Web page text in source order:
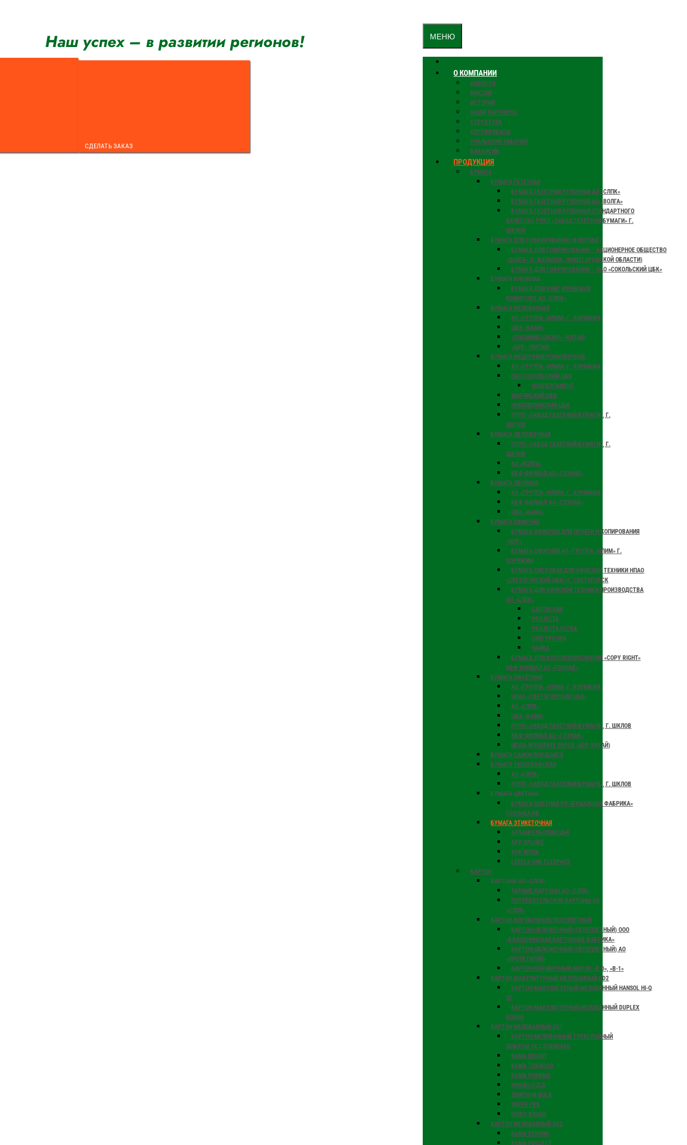
содержимомуНаш успех – в развитии регионов!
СДЕЛАТЬ ЗАКАЗ
МЕНЮ
О КОМПАНИИ
НОВОСТИ
МИССИЯ
ИСТОРИЯ
НАШИ ПАРТНЕРЫ
СТРУКТУРА
СЕРТИФИКАТЫ
УРАЛЬСКИЙ РАБОЧИЙ
ВАКАНСИИ
ПРОДУКЦИЯ
БУМАГА
БУМАГА ГАЗЕТНАЯ
БУМАГА ГАЗЕТНАЯ РУЛОННАЯ АО «СЛПК»
БУМАГА ГАЗЕТНАЯ РУЛОННАЯ АО «ВОЛГА»
БУМАГА ГАЗЕТНАЯ РУЛОННАЯ СТАНДАРТНОГО
КАЧЕСТВА РПУП «ЗАВОД ГАЗЕТНОЙ БУМАГИ» Г.
ШКЛОВ
БУМАГА ДЛЯ ГОФРИРОВАНИЯ (ФЛЮТИНГ)
БУМАГА ДЛЯ ГОФРИРОВАНИЯ – АКЦИОНЕРНОЕ ОБЩЕСТВО
«ВОЛГА» (Г. БАЛАХНА, НИЖЕГОРОДСКОЙ ОБЛАСТИ)
БУМАГА ДЛЯ ГОФРИРОВАНИЯ – ПАО «СОКОЛЬСКИЙ ЦБК»
БУМАГА КНИЖНАЯ
БУМАГА ДЛЯ КНИГ КРЕМОВАЯ
KOMISTORY АО «СЛПК»
БУМАГА МЕЛОВАННАЯ
АО «ГРУППА «ИЛИМ» Г. КОРЯЖМА
ЦБК «КАМА»
«CHENMING GROUP» (КИТАЙ)
«APP» (КИТАЙ)
БУМАГА МЕШОЧНАЯ/УПАКОВОЧНАЯ
АО «ГРУППА «ИЛИМ» Г. КОРЯЖМА
ПАО СОКОЛЬСКИЙ ЦБК
ПОДПЕРГАМЕНТ
МАРИЙСКИЙ ЦБК
НОВОЛЯЛИНСКИЙ ЦБК
РПУП «ЗАВОД ГАЗЕТНОЙ БУМАГИ», Г.
ШКЛОВ
БУМАГА ОБЛОЖЕЧНАЯ
РПУП «ЗАВОД ГАЗЕТНОЙ БУМАГИ», Г.
ШКЛОВ
АО «ВОЛГА»
КБФ ФИЛИАЛ АО «ГОЗНАК»
БУМАГА ОБОЙНАЯ
АО «ГРУППА «ИЛИМ» Г. КОРЯЖМА
КБФ ФИЛИАЛ АО «ГОЗНАК»
ЦБК «КАМА»
БУМАГА ОФИСНАЯ
БУМАГА ОФИСНАЯ ДЛЯ ПЕЧАТИ И КОПИРОВАНИЯ
«АРР»
БУМАГА ОФИСНАЯ АО «ГРУППА «ИЛИМ» Г.
КОРЯЖМА
БУМАГА ЛИСТОВАЯ ДЛЯ ОФИСНОЙ ТЕХНИКИ НПАО
«СВЕТОГОРСКИЙ ЦБК» Г. СВЕТОГОРСК
БУМАГА ДЛЯ ОФИСНОЙ ТЕХНИКИ ПРОИЗВОДСТВА
АО «СЛПК»
CARTBLANK
PROJECTA
PROJECTA ULTRA
СНЕГУРОЧКА
ЧАЙКА
БУМАГА ДЛЯ КСЕРОКОПИРОВАНИЯ «COPY RIGHT»
КБФ ФИЛИАЛ АО «ГОЗНАК»
БУМАГА ОФСЕТНАЯ
АО «ГРУППА «ИЛИМ» Г. КОРЯЖМА
НПАО «СВЕТОГОРСКИЙ ЦБК»
АО «СЛПК»
ЦБК «КАМА»
РПУП «ЗАВОД ГАЗЕТНОЙ БУМАГИ», Г. ШКЛОВ
КБФ ФИЛИАЛ АО «ГОЗНАК»
NEVIA WOODFREE PAPER (APP, КИТАЙ)
БУМАГА САМОКЛЕЮЩАЯСЯ
БУМАГА ТИПОГРАФСКАЯ
АО «СЛПК»
РПУП «ЗАВОД ГАЗЕТНОЙ БУМАГИ», Г. ШКЛОВ
БУМАГА ЦВЕТНАЯ
БУМАГА ЦВЕТНАЯ УП «БУМАЖНАЯ ФАБРИКА»
ГОЗНАКА РБ
БУМАГА ЭТИКЕТОЧНАЯ
АРХАНГЕЛЬСКИЙ ЦБК
APP XPLORE
АРР NEVIA
LEBELS AND FLEXPACK
КАРТОН
КАРТОНЫ АО «СЛПК»
ТАРНЫЕ КАРТОНЫ АО «СЛПК»
ПОТРЕБИТЕЛЬСКИЕ КАРТОНЫ АО
«СЛПК»
КАРТОН КОРОБОЧНЫЙ/ПЕРЕПЛЕТНЫЙ
КАРТОН ОБЛОЖЕЧНЫЙ (ПЕРЕПЛЁТНЫЙ) ООО
«БАЛАХНИНСКАЯ КАРТОННАЯ ФАБРИКА»
КАРТОН ОБЛОЖЕЧНЫЙ (ПЕРЕПЛЕТНЫЙ) АО
«ПРОЛЕТАРИЙ»
КАРТОН КОРОБОЧНЫЙ МАРОК «В-0», «В-1»
КАРТОН МАКУЛАТУРНЫЙ МЕЛОВАННЫЙ GD2
КАРТОН МАКУЛАТУРНЫЙ МЕЛОВАННЫЙ HANSOL HI-Q
SC
КАРТОН МАКУЛАТУРНЫЙ МЕЛОВАННЫЙ DUPLEX
BOARD
КАРТОН МЕЛОВАННЫЙ GC1
КАРТОН МЕЛОВАННЫЙ ТРЕХСЛОЙНЫЙ
ДОБРУШ GC1 STANDARD
КАМА BRIGHT
KAMA TOBACCO
KAMA PHARMA
NINGBO FOLD
ZENITH HI-BULK
SUPER FBB
IVORY BOARD
КАРТОН МЕЛОВАННЫЙ GC2
КАМА STRONG
KAMA PROJECT